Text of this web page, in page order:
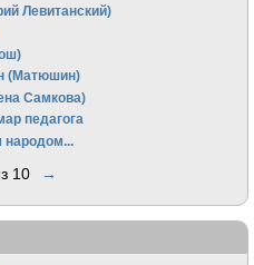
Левитанский)
(Матюшин)
Самкова)
педагога
народом...
10 →